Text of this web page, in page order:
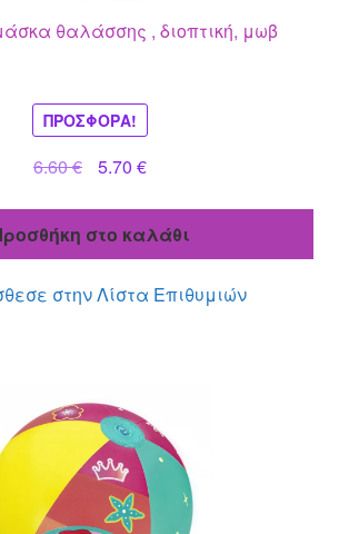
θαλάσσης , διοπτική, μωβ
ΠΡΟΣΦΟΡΆ!
6.60€
Original
6.60 €.
5.70 €Η
είναι:
στο καλάθι
στην Λίστα Επιθυμιών